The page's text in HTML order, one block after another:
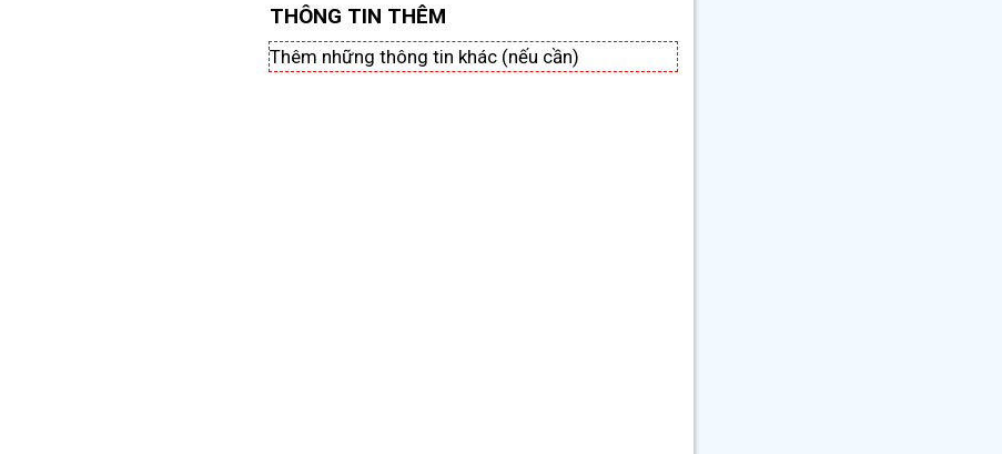
THÔNG TIN THÊM
Thêm những thông tin khác (nếu cần)